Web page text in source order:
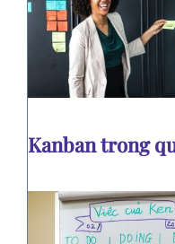
Kanban trong